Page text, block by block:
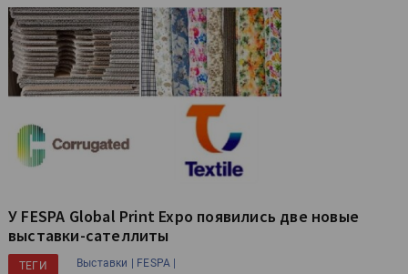
У FESPA Global Print Expo появились две новые
выставки-сателлиты
ТЕГИ Выставки | FESPA |